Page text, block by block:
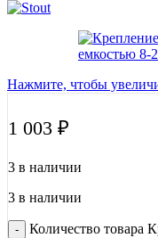
Нажмите, чтобы
1 003 ₽
3 в наличии
3 в наличии
Количество товара